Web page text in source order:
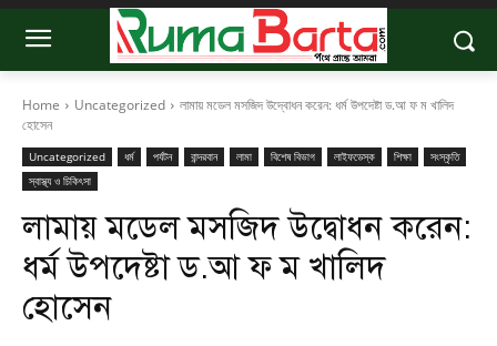
Home Uncategorized
লামায় মডেল মসজিদ উদ্বোধন করেন: ধর্ম উপদেষ্টা ড.আ ফ ম খালিদ
হোসেন
Uncategorized ধর্ম পর্যটন বান্দরবান লামা বিশেষ বিভাগ লাইফডেস্ক শিক্ষা
সংস্কৃতি
স্বাস্থ্য ও চিকিৎসা
লামায় মডেল মসজিদ উদ্বোধন করেন:
ধর্ম উপদেষ্টা ড.আ ফ ম খালিদ
হোসেন